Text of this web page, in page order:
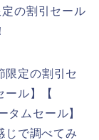
の割引セール
限定の割引セ
ール】【
タムセール】
じで調べてみ